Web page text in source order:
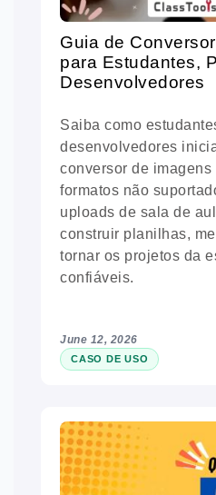
Guia de
para Estudantes,
Desenvolvedores
Saiba como
desenvolvedores
conversor de
formatos não
uploads de sala de
construir planilhas,
tornar os projetos da
confiáveis.
June 12, 2026
CASO DE USO